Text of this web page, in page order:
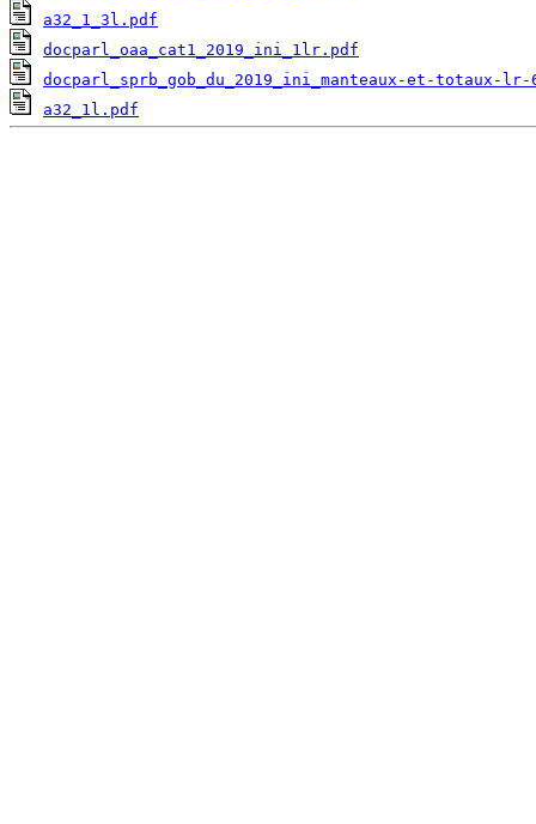
a32_1_3l.pdf
docparl_oaa_cat1_2019_ini_1lr.pdf
docparl_sprb_gob_du_2019_ini_manteaux-et-totaux-
a32_1l.pdf